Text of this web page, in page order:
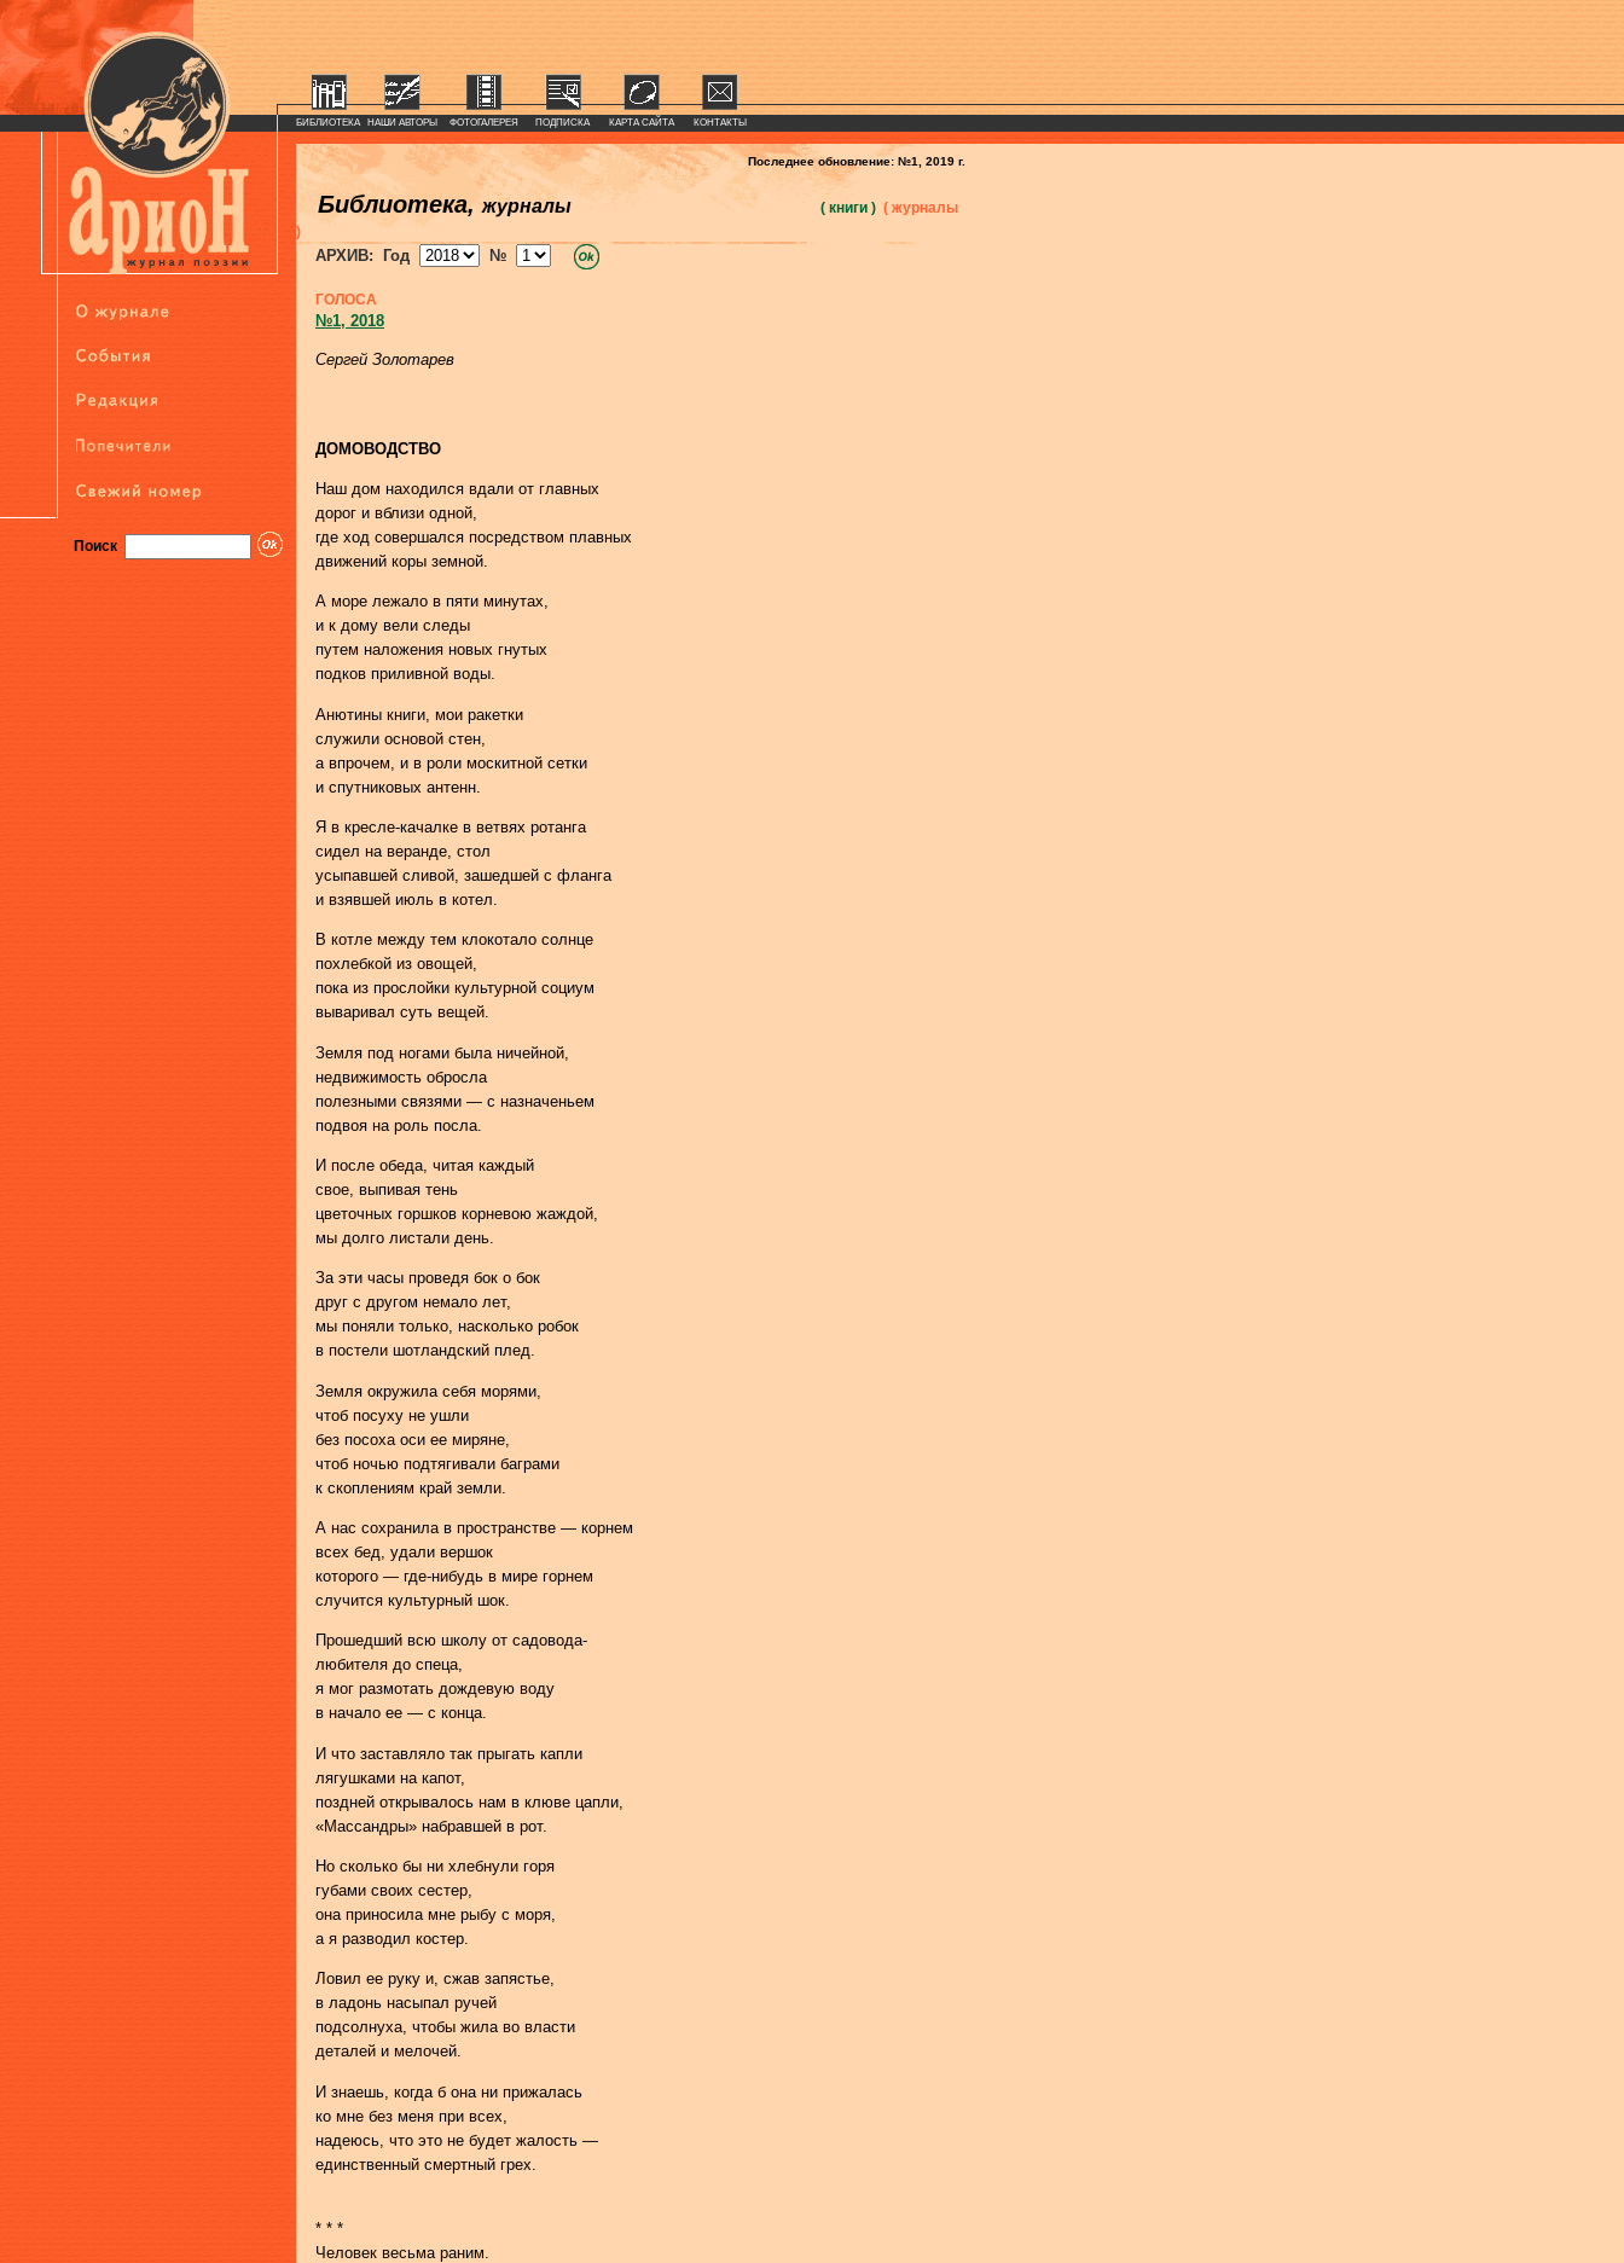
Поиск
БИБЛИОТЕКА НАШИ АВТОРЫ ФОТОГАЛЕРЕЯ ПОДПИСКА КАРТА САЙТА КОНТАКТЫ
Последнее обновление: №1, 2019 г.
Библиотека, журналы ( книги ) ( журналы
)
АРХИВ: Год №
ГОЛОСА
№1, 2018
Сергей Золотарев
ДОМОВОДСТВО
Наш дом находился вдали от главных
дорог и вблизи одной,
где ход совершался посредством плавных
движений коры земной.
А море лежало в пяти минутах,
и к дому вели следы
путем наложения новых гнутых
подков приливной воды.
Анютины книги, мои ракетки
служили основой стен,
а впрочем, и в роли москитной сетки
и спутниковых антенн.
Я в кресле-качалке в ветвях ротанга
сидел на веранде, стол
усыпавшей сливой, зашедшей с фланга
и взявшей июль в котел.
В котле между тем клокотало солнце
похлебкой из овощей,
пока из прослойки культурной социум
вываривал суть вещей.
Земля под ногами была ничейной,
недвижимость обросла
полезными связями — с назначеньем
подвоя на роль посла.
И после обеда, читая каждый
свое, выпивая тень
цветочных горшков корневою жаждой,
мы долго листали день.
За эти часы проведя бок о бок
друг с другом немало лет,
мы поняли только, насколько робок
в постели шотландский плед.
Земля окружила себя морями,
чтоб посуху не ушли
без посоха оси ее миряне,
чтоб ночью подтягивали баграми
к скоплениям край земли.
А нас сохранила в пространстве — корнем
всех бед, удали вершок
которого — где-нибудь в мире горнем
случится культурный шок.
Прошедший всю школу от садовода-
любителя до спеца,
я мог размотать дождевую воду
в начало ее — с конца.
И что заставляло так прыгать капли
лягушками на капот,
поздней открывалось нам в клюве цапли,
«Массандры» набравшей в рот.
Но сколько бы ни хлебнули горя
губами своих сестер,
она приносила мне рыбу с моря,
а я разводил костер.
Ловил ее руку и, сжав запястье,
в ладонь насыпал ручей
подсолнуха, чтобы жила во власти
деталей и мелочей.
И знаешь, когда б она ни прижалась
ко мне без меня при всех,
надеюсь, что это не будет жалость —
единственный смертный грех.
* * *
Человек весьма раним.